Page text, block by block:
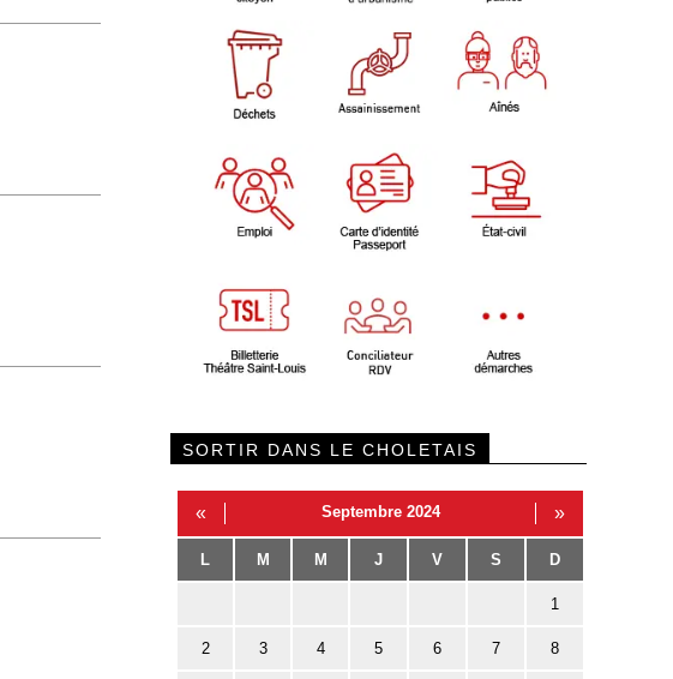
SORTIR DANS LE CHOLETAIS
« Septembre 2024 »
L M M J V S D
1
2 3 4 5 6 7 8